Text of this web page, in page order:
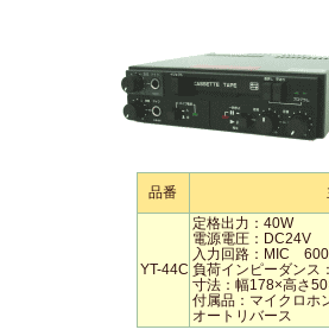
品番
YT-44C
定格出力：40W
電源電圧：DC24V
入力回路：MIC
負荷インピーダンス
寸法：幅178×高さ
付属品：マイクロホ
オートリバース